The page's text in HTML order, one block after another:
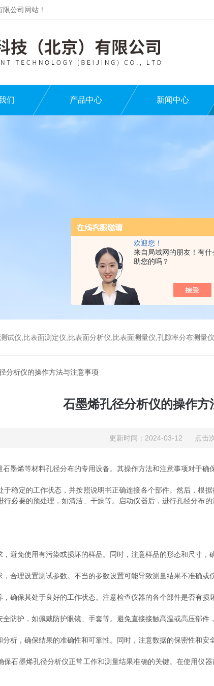
欢迎您！
来自局域网的朋友！有什
助您的吗？
公司网站！
们 产品中心 新闻中心
表面测定仪,比表面分析仪,比表面测量仪,孔隙率分布测量仪,孔径分析仪,孔径测试
分析仪的操作方法与注意事项
石墨烯孔径分析仪的操作方
更新时间：2024-03-12 点击
墨烯等材料孔径分布的专用设备。其操作方法和注意事项对于确
定的工作状态，并按照说明书正确连接各个部件。然后，根
必要的预处理，如清洁、干燥等。启动仪器后，进行孔径分布
免使用有污染或损坏的样品。同时，注意样品的形态和尺寸，
理设置测试参数。不当的参数设置可能导致测量结果不准确或仪
保其处于良好的工作状态。注意检查仪器的各个部件是否有损
护，如佩戴防护眼镜、手套等。避免直接接触高温或高压部件
，确保结果的准确性和可靠性。同时，注意数据的保密性和安
墨烯孔径分析仪正常工作和测量结果准确的关键。在使用仪